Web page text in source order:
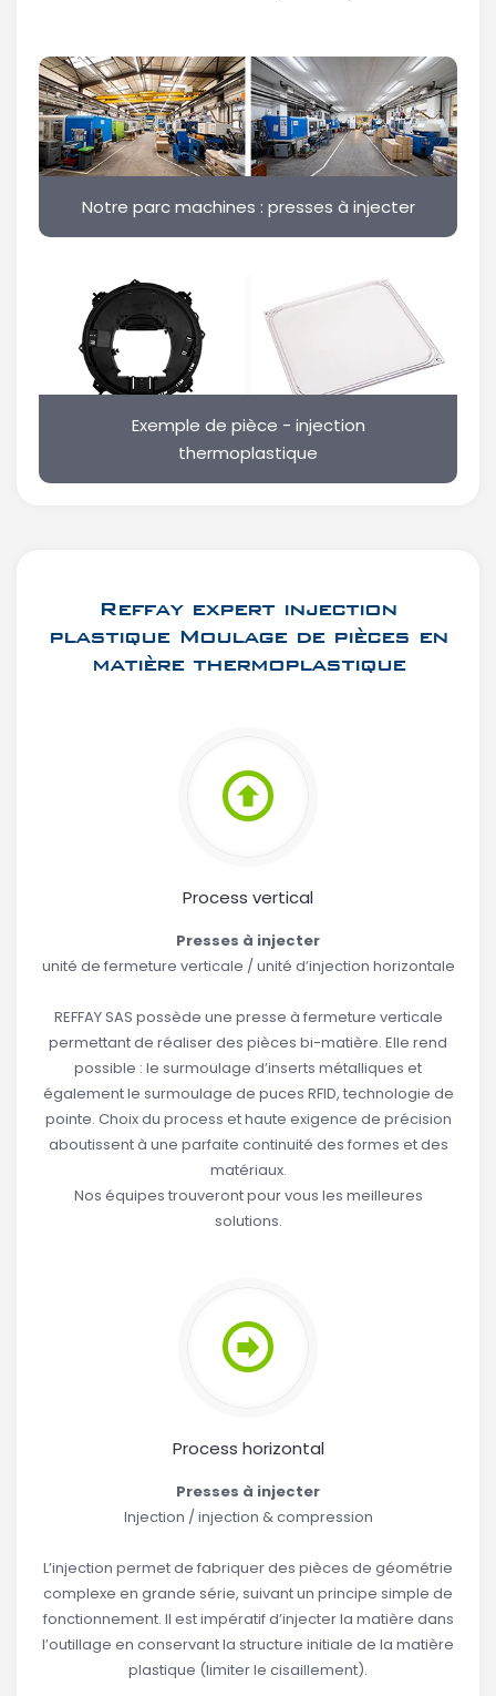
Notre parc machines : presses à injecter
Exemple de pièce - injection
thermoplastique
Reffay expert injection
plastiqueMoulage de pièces en
matière thermoplastique
Process vertical
Presses à injecter
unité de fermeture verticale / unité d’injection horizontale
REFFAY SAS possède une presse à fermeture verticale
permettant de réaliser des pièces bi-matière. Elle rend
possible : le surmoulage d’inserts métalliques et
également le surmoulage de puces RFID, technologie de
pointe. Choix du process et haute exigence de précision
aboutissent à une parfaite continuité des formes et des
matériaux.
Nos équipes trouveront pour vous les meilleures
solutions.
Process horizontal
Presses à injecter
Injection / injection & compression
L’injection permet de fabriquer des pièces de géométrie
complexe en grande série, suivant un principe simple de
fonctionnement. Il est impératif d’injecter la matière dans
l’outillage en conservant la structure initiale de la matière
plastique (limiter le cisaillement).